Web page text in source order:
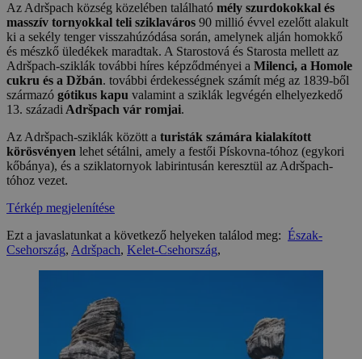
Az Adršpach község közelében található mély szurdokokkal és
masszív tornyokkal teli sziklaváros 90 millió évvel ezelőtt alakult
ki a sekély tenger visszahúzódása során, amelynek alján homokkő
és mészkő üledékek maradtak. A Starostová és Starosta mellett az
Adršpach-sziklák további híres képződményei a Milenci, a Homole
cukru és a Džbán. további érdekességnek számít még az 1839-ből
származó gótikus kapu valamint a sziklák legvégén elhelyezkedő
13. századi Adršpach vár romjai.
Az Adršpach-sziklák között a turisták számára kialakított
körösvényen lehet sétálni, amely a festői Pískovna-tóhoz (egykori
kőbánya), és a sziklatornyok labirintusán keresztül az Adršpach-
tóhoz vezet.
Térkép megjelenítése
Ezt a javaslatunkat a következő helyeken találod meg: Észak-
Csehország, Adršpach, Kelet-Csehország,